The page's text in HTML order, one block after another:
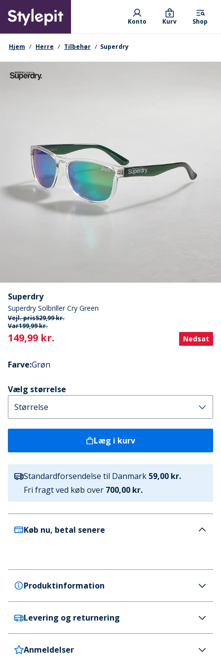
main
content
Primary departments
Konto Kurv
0
Shop
navigationssti
Hjem Herre Tilbehør Superdry
Superdry
Superdry Solbriller Cry Green
Vejl. pris529,99 kr.
Var199,99 kr.
Current
149,99 kr. Nedsat
Farve:Grøn
Vælg størrelse
Læg i kurv
Standardforsendelse til Danmark 59,00 kr.
Fri fragt ved køb over 700,00 kr.
Køb nu, betal senere
Produktinformation
Superdry
Superdry Solbriller Cry Green
Farve
Grøn
Levering og returnering
Danmark
59 kr. (700 kr.+ GRATIS)
Anmeldelser